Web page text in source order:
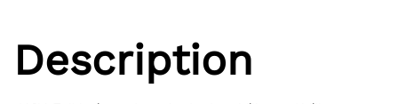
Description